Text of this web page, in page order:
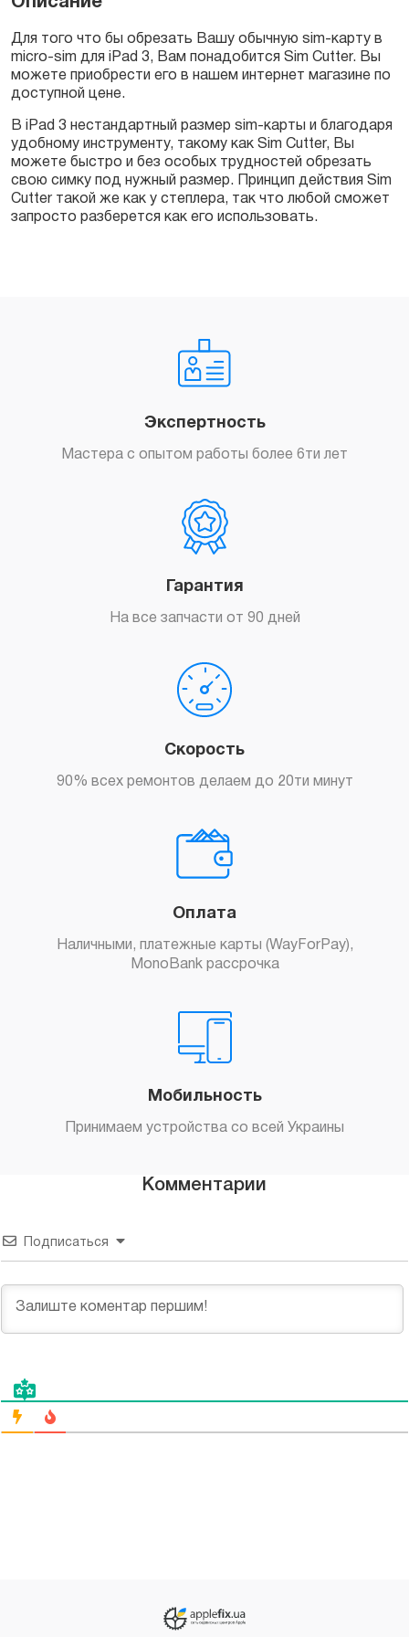
для
ipad
3
quantity
Для того что бы обрезать Вашу обычную sim-карту в
micro-sim для iPad 3, Вам понадобится Sim Cutter. Вы
можете приобрести его в нашем интернет магазине по
доступной цене.
В iPad 3 нестандартный размер sim-карты и благодаря
удобному инструменту, такому как Sim Cutter, Вы
можете быстро и без особых трудностей обрезать
свою симку под нужный размер. Принцип действия Sim
Cutter такой же как у степлера, так что любой сможет
запросто разберется как его использовать.
Экспертность
Мастера с опытом работы более 6ти лет
Гарантия
На все запчасти от 90 дней
Скорость
90% всех ремонтов делаем до 20ти минут
Оплата
Наличными, платежные карты (WayForPay),
MonoBank рассрочка
Мобильность
Принимаем устройства со всей Украины
Комментарии
Подписаться